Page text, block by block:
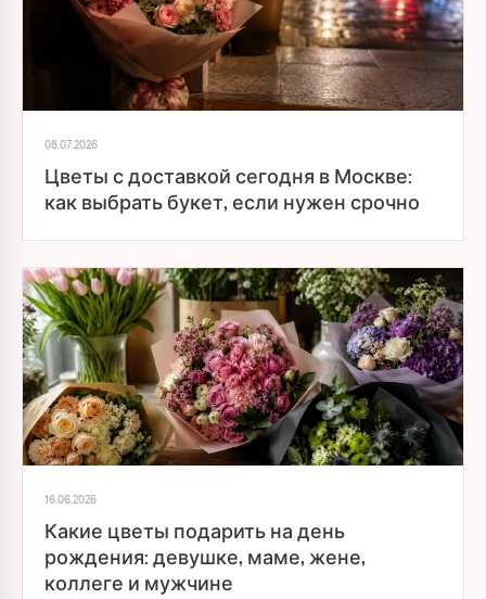
08.07.2026
Цветы с доставкой сегодня в Москве:
как выбрать букет, если нужен срочно
16.06.2026
Какие цветы подарить на день
рождения: девушке, маме, жене,
коллеге и мужчине